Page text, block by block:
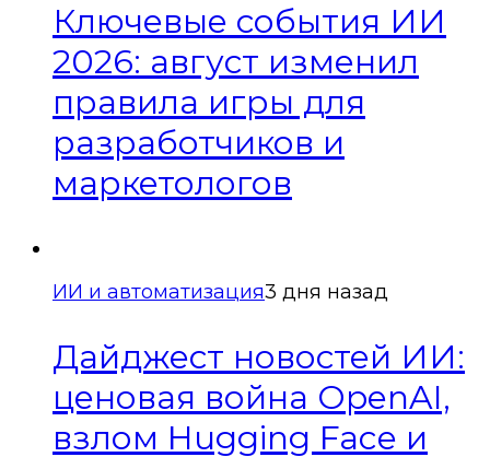
Ключевые события ИИ
2026: август изменил
правила игры для
разработчиков и
маркетологов
ИИ и автоматизация3 дня назад
Дайджест новостей ИИ:
ценовая война OpenAI,
взлом Hugging Face и